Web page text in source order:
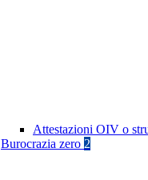
Attestazioni OIV o
Burocrazia zero 2